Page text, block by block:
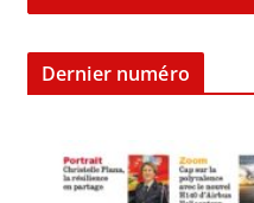
Dernier numéro